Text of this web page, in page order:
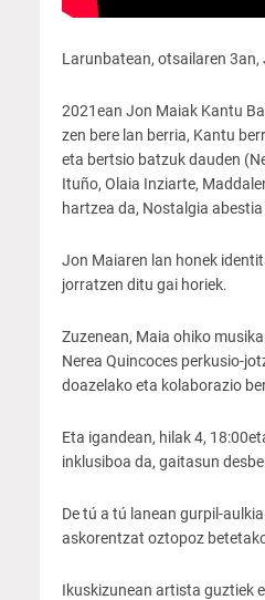
Larunbatean, otsailaren
2021ean Jon Maiak Kantu
zen bere lan berria, Kantu
eta bertsio batzuk dauden
Ituño, Olaia Inziarte,
hartzea da, Nostalgia
Jon Maiaren lan honek
jorratzen ditu gai horiek.
Zuzenean, Maia ohiko
Nerea Quincoces perkusio-
doazelako eta kolaborazio
Eta igandean, hilak 4,
inklusiboa da, gaitasun
De tú a tú lanean gurpil-
askorentzat oztopoz
Ikuskizunean artista guztiek